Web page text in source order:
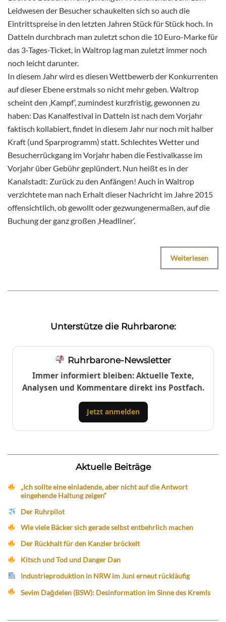
Leidwesen der Besucher schaukelten sich so auch die
Eintrittspreise in den letzten Jahren Stück für Stück hoch. In
Datteln durchbrach man zuletzt schon die 10 Euro-Marke für
das 3-Tages-Ticket, in Waltrop lag man zuletzt immer noch
noch leicht darunter.
In diesem Jahr wird es diesen Wettbewerb der Konkurrenten
auf dieser Ebene erstmals so nicht mehr geben. Waltrop
scheint den ‚Kampf‘, zumindest kurzfristig, gewonnen zu
haben: Das Kanalfestival in Datteln ist nach dem Vorjahr
faktisch kollabiert, findet in diesem Jahr nur noch mit halber
Kraft (und Sparprogramm) statt. Schlechtes Wetter und
Besucherrückgang im Vorjahr haben die Festivalkasse im
Vorjahr über Gebühr geplündert. Nun heißt es in der
Kanalstadt: Zurück zu den Anfängen! Auch in Waltrop
verzichtete man nach Erhalt dieser Nachricht im Jahre 2015
offensichtlich, ob gewollt oder gezwungenermaßen, auf die
Buchung der ganz großen ‚Headliner‘.
Weiterlesen
Unterstütze die Ruhrbarone:
Ruhrbarone-Newsletter
Immer informiert bleiben: Aktuelle Texte,
Analysen und Kommentare direkt ins Postfach.
Jetzt anmelden
Aktuelle Beiträge
„Ich sollte eine einladende, aber nicht auf die Antwort
eingehende Haltung zeigen“
Der Ruhrpilot
Wie viele Bäcker sich gerade selbst entbehrlich machen
Der Rückhalt für den Kanzler bröckelt
Kitsch und Tod und Danger Dan
Industrieproduktion in NRW im Juni erneut rückläufig
Sevim Dağdelen (BSW): Desinformation im Sinne des Kremls